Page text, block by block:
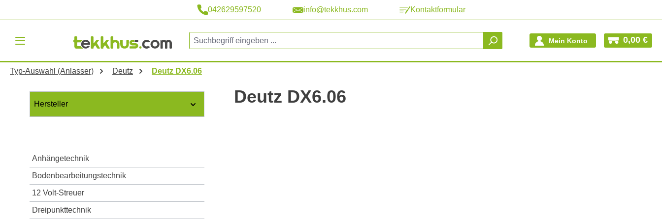
042629597520 info@tekkhus.com Kontaktformular
Mein Konto 0,00 €
Typ-Auswahl (Anlasser) Deutz Deutz DX6.06
Anhängetechnik
Bodenbearbeitungstechnik
12 Volt-Streuer
Dreipunkttechnik
Hersteller Deutz DX6.06